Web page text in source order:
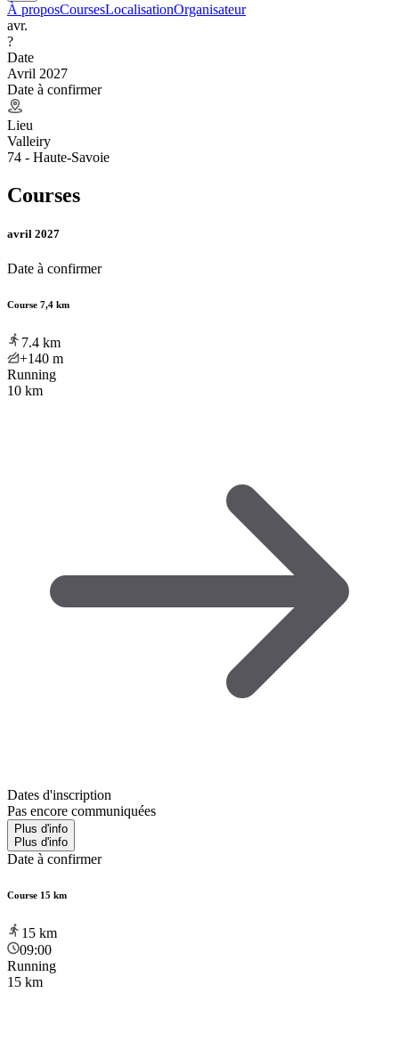
À proposCoursesLocalisationOrganisateur
avr.
?
Date
Avril 2027
Date à confirmer
Lieu
Valleiry
74 - Haute-Savoie
Courses
avril 2027
Date à confirmer
Course 7,4 km
7.4 km
+140 m
Running
10 km
Dates d'inscription
Pas encore communiquées
Plus d'info
Plus d'info
Date à confirmer
Course 15 km
15 km
09:00
Running
15 km